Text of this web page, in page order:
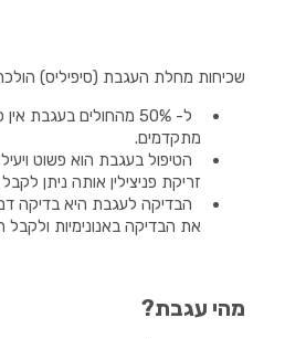
שכיחות מחלת העגבת (סיפיליס)
ל- 50% מהחולים בעגבת
מתקדמים.
הטיפול בעגבת הוא פשוט
זריקת פניצילין אותה ניתן
הבדיקה לעגבת היא בדיקה
את הבדיקה באנונימיות
מהי עגבת?